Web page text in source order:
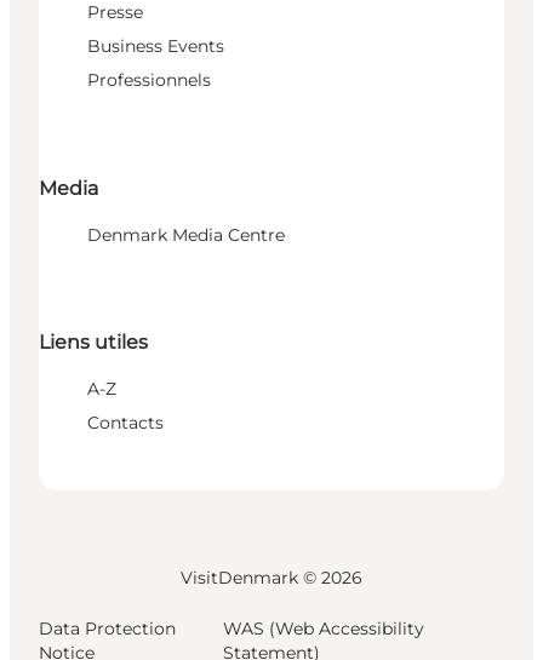
Presse
Business Events
Professionnels
Media
Denmark Media Centre
Liens utiles
A-Z
Contacts
VisitDenmark © 2026
Data Protection
Notice
WAS (Web Accessibility
Statement)